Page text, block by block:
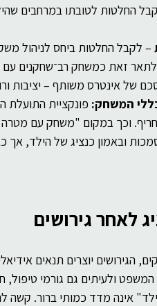
החלטות לטובתו במרחבים
– לקבל החלטות ביחס לניהול
זאת כמשחק רב־שחקנים
של אינטרס משותף – יציבות
המשחק: פונקציית
וכך במקום "משחק עם מטרה
ובאמון כנציג של הילד, אך
לאחר גירושים
יוצרים תנאים
ולעיתים גם גורמי טיפול,
אינה מדד כמותי ברור. קשה